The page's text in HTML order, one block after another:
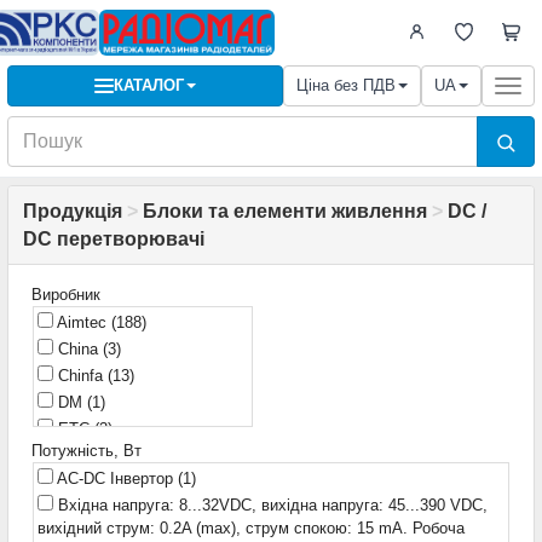
КАТАЛОГ Ціна без ПДВ UA
Продукція > Блоки та елементи живлення > DC /
DC перетворювачі
Виробник
Aimtec (188)
China (3)
Chinfa (13)
DM (1)
ETC(3)
Ericsson (2)
FAVOTEK(47)
FNIRSI(3)
FRA(1)
Потужність, Вт
AC-DC Інвертор (1)
Вхідна напруга: 8...32VDC, вихідна напруга: 45...390 VDC,
вихідний струм: 0.2A (max), струм спокою: 15 mA. Робоча